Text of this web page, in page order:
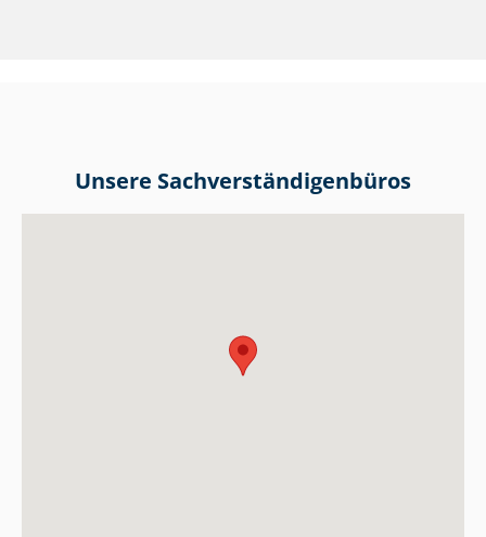
Unsere Sach­ver­stän­di­gen­bü­ros